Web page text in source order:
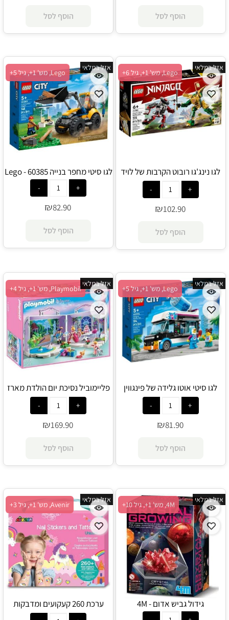
הוסף לסל הוסף לסל
Lego, מש' 1+, גיל 6+
אזל במלאי
לגו נינג'גו רובוט הקרבות של לויד
71781 - Lego
₪102.90
הוסף לסל
Lego, מש' 1+, גיל 5+
אזל במלאי
לגו סיטי מחפר בנייה 60385 - Lego
₪82.90
הוסף לסל
Lego, מש' 1+, גיל 5+
אזל במלאי
לגו סיטי אוטו גלידה של פינגווין
60384 - Lego
₪81.90
הוסף לסל
Playmobil, מש' 1+, גיל 4+
אזל במלאי
פליימוביל נסיכת יום הולדת מארז
נשיאה 5359 - Playmobil
₪169.90
הוסף לסל
4M, מש' 1+, גיל 10+
אזל במלאי
גידול גביש אדום - 4M
Avenir, מש' 1+, גיל 3+
אזל במלאי
ערכת 260 קעקועים ומדבקות
ציפורניים - חדי קרן - Avenir